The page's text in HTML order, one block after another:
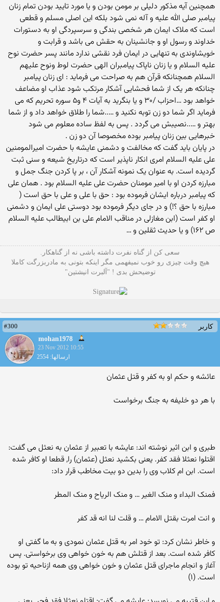
همچنین آیه مذکور دلیلی بر مومن بودن و یا مورد تایید بودن تمام زنان
پیامبر صلی الله علیه و آله نمی شود بلکه این اصلی مسلم و قطعی
است که ملاک ایمان هر شخصی بندگی و سرسپردگی او به دستورات
خداوند و رسول او و جانشینان به حقش می باشد و قرابت و
خویشاوندی به تنهایی در ایمان فرد نقشی ندارد مانند پسر حضرت نوح
علیه السلام و یا زنان ناپاک پیامبران الهی حضرت لوط ونوح علیهم
السلام همچنانکه قرآن هم به صراحت می فرماید : ای زنان پیامبر
چنانکه هر یک از شما فحشایی آشکار مرتکب شود عذاب او مضاعف
خواهد بود …احزاب /۳۰ و یا بنگرید به آیات ۴ و۵ سوره تحریم که می
فرماید اگر شما دو زن توبه نکنید و …..شما را طلاق خواهد داد و از شما
بهتر و …..نصیبش می گردد . پس به لفظ ساده معلوم می شود
خبرهایی بین زنان پیامبر بوده مخصوصا آن دو زن .
در پایان باید گفت که مخالفت و دشمنی عایشه با حضرت امیرالمومنین
علی علیه السلام امری انکار ناپذیر است که درتاریخ شیعه و سنی ثبت
گردیده است. به عنوان یک نمونه آشکار آن ، بر پا کردن جنگ جمل و
مبارزه کردن او با امیر مومنان حضرت علی علیه السلام بود . همان علی
که پیامبر درباره ایشان فرموده بود : حق با علی و علی با حق است (
مبارزه با حق ؟!) و در جای دیگر فرموده بود دوستی علی ایمان و دشمنی
او کفر است (ابن مغازلی در مناقب الامام علی بن ابیطالب علیه السلام
ص ۱۶۲) و یا حدیث ثقلین و …
سعی کن از گناه نفرت داشته باشی نه از گناهکار.
هیچ وقت چیزی رو خوب نمیفهمی مگر اینکه بتونی به مادربزرگت کاملا
توضیحش بدی ! "آلبرت انیشتین"
کاربر
#300
mohan1978
23 Nov 2012 10:55
ارسالها: 2554
عائشه و حکم او به کفر و قتل عثمان
با هر دو خلیفه به جنگ برخواست
طبری و ابن اثیر نوشته اند: عایشه با تعبیر از عثمان به نعثل می گفت:
اقتلوا نعثلا فقد کفر. یعنی بکشید نعثل (عثمان) را, قطعا او کافر شده
است. ابن ام کلاب وی را بدین دو بیت مخاطب قرار داد:
فمنک البداء و منک الغیر … و منک الریاح و منک المطر
و انت امرت بقتل الامام … و قلت لنا انه قد کفر
و خاطر نشان کرد: تو خود امر به قتل عثمان نمودی و به ما گفتی او
کافر شده است. بعد از قتلش هم به خون خواهی وی برخواستی. پس
آغاز و انجام ماجرای قتل عثمان و خون خواهی وی همه ازناحیه تو بوده
است. (۱)